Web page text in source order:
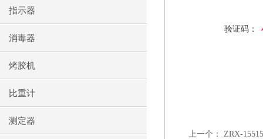
指示器
消毒器
烤胶机
比重计
测定器
验证码：
上一个： ZRX-